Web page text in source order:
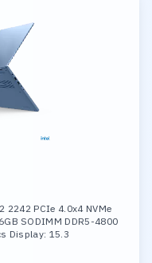
2242 PCIe 4.0x4 NVMe
SODIMM DDR5-4800
Display: 15.3